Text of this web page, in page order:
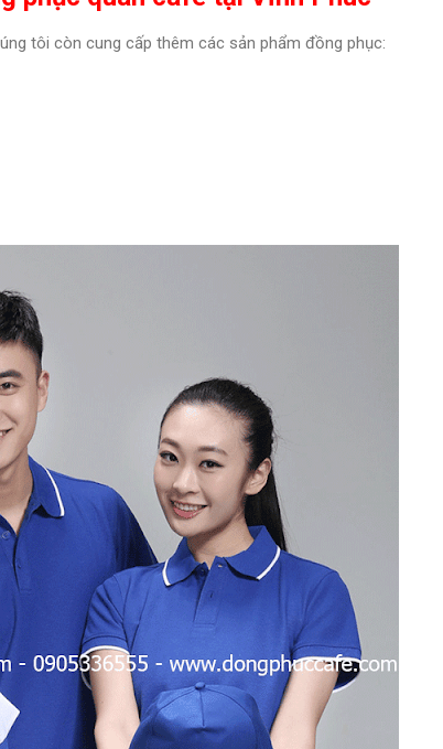
tôi còn cung cấp thêm các sản phẩm đồng phục: